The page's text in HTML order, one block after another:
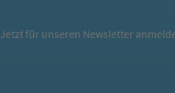
Jetzt für unseren Newsletter